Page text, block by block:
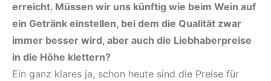
erreicht. Müssen wir uns künftig wie beim Wein auf
ein Getränk einstellen, bei dem die Qualität zwar
immer besser wird, aber auch die Liebhaberpreise
in die Höhe klettern?
Ein ganz klares ja, schon heute sind die Preise für